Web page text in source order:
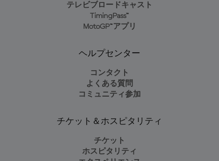
テレビブロードキャスト
TimingPass™
MotoGP™アプリ
ヘルプセンター
コンタクト
よくある質問
コミュニティ参加
チケット＆ホスピタリティ
チケット
ホスピタリティ